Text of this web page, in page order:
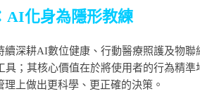
AI化身為隱形教練
續深耕AI數位健康、行動醫療照護及物
；其核心價值在於將使用者的行為精
上做出更科學、更正確的決策。